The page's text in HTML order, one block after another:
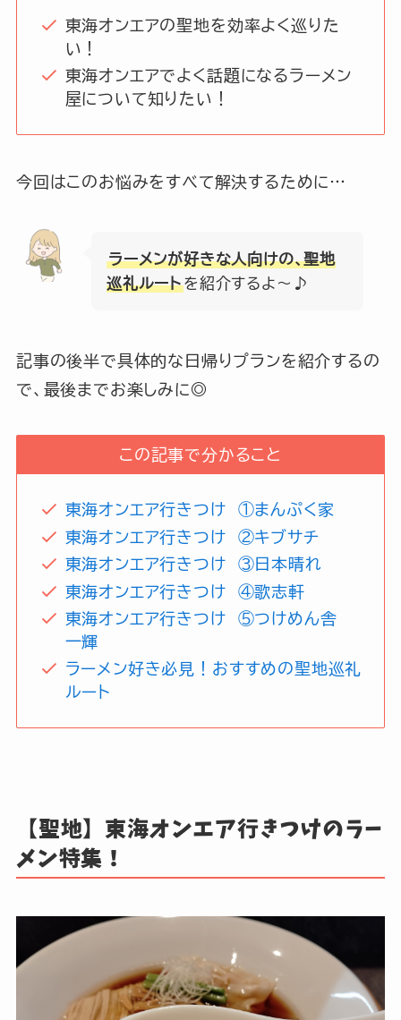
東海オンエアの聖地を効率よく巡りた
い！
東海オンエアでよく話題になるラーメン
屋について知りたい！
今回はこのお悩みをすべて解決するために…
ラーメンが好きな人向けの、聖地
巡礼ルートを紹介するよ～♪
記事の後半で具体的な日帰りプランを紹介するの
で、最後までお楽しみに◎
この記事で分かること
東海オンエア行きつけ ①まんぷく家
東海オンエア行きつけ ②キブサチ
東海オンエア行きつけ ③日本晴れ
東海オンエア行きつけ ④歌志軒
東海オンエア行きつけ ⑤つけめん舎
一輝
ラーメン好き必見！おすすめの聖地巡礼
ルート
【聖地】東海オンエア行きつけのラー
メン特集！